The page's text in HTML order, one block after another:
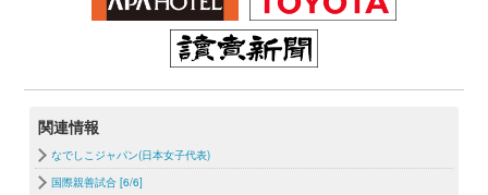
関連情報
なでしこジャパン(日本女子代表)
国際親善試合 [6/6]